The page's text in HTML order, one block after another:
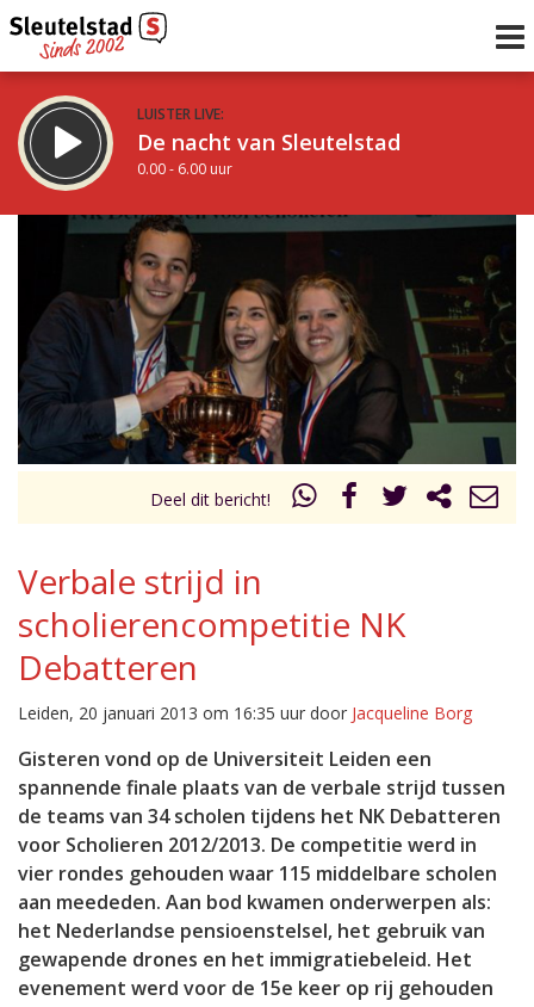
LUISTER LIVE:
De nacht van Sleutelstad
0.00 - 6.00 uur
STRAKS:
De ochtend van Sleutelstad
6.00 - 12.00 uur
Vorig uur
uur 1 van 0 Volgend uur
Inklappen
Deel dit bericht!
Verbale strijd in
scholierencompetitie NK
Debatteren
Leiden, 20 januari 2013 om 16:35 uur door Jacqueline Borg
Gisteren vond op de Universiteit Leiden een
spannende finale plaats van de verbale strijd tussen
de teams van 34 scholen tijdens het NK Debatteren
voor Scholieren 2012/2013. De competitie werd in
vier rondes gehouden waar 115 middelbare scholen
aan meededen. Aan bod kwamen onderwerpen als:
het Nederlandse pensioenstelsel, het gebruik van
gewapende drones en het immigratiebeleid. Het
evenement werd voor de 15e keer op rij gehouden